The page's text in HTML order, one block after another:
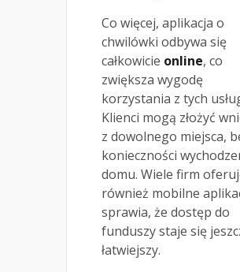
Co więcej, aplikacja o
chwilówki odbywa się
całkowicie online, co
zwiększa wygodę
korzystania z tych
Klienci mogą złożyć
z dowolnego miejsca,
konieczności
domu. Wiele firm
również mobilne
sprawia, że dostęp do
funduszy staje się
łatwiejszy.